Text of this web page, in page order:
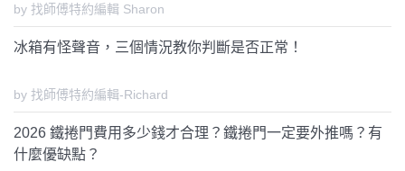
by 找師傅特約編輯 Sharon
冰箱有怪聲音，三個情況教你判斷是否正常！
by 找師傅特約編輯-Richard
2026 鐵捲門費用多少錢才合理？鐵捲門一定要外推嗎？有
什麼優缺點？